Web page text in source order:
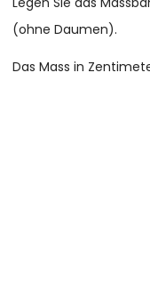
(ohne Daumen).
Das Mass in